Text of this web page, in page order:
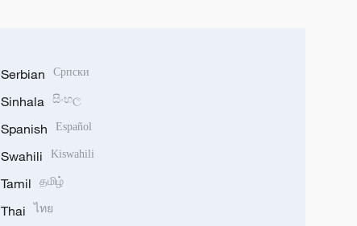
Serbian Српски
Sinhala සිංහල
Spanish Español
Swahili Kiswahili
Tamil தமிழ்
Thai ไทย